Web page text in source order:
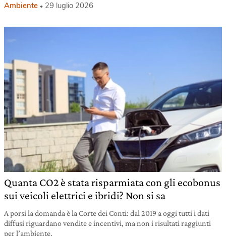
Ambiente 29 luglio 2026
Quanta CO2 è stata risparmiata con gli ecobonus
sui veicoli elettrici e ibridi? Non si sa
A porsi la domanda è la Corte dei Conti: dal 2019 a oggi tutti i dati
diffusi riguardano vendite e incentivi, ma non i risultati raggiunti
per l’ambiente.